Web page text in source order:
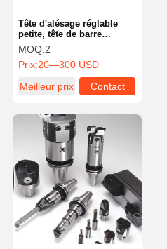
Tête d'alésage réglable
petite, tête de barre
d'alésage polyvalente avec
conception modulaire
MOQ:2
Prix:20—300 USD
Meilleur prix
Contact